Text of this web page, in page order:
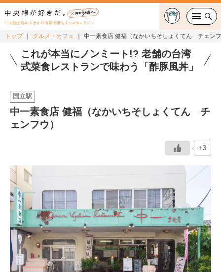
中央線沿線のお出かけ情報を発信するwebマガジン
グルメ・カフェ
おでかけ
ショッピング
特集
連載
中央線フェス
イベント情報
おしらせ
トップ グルメ・カフェ 中一素食店 健福（なかいちそしょくてん チェン
これが本当にノンミート!? 老舗の台湾
式菜食レストランで味わう「酢豚風丼」
国立駅
中一素食店 健福（なかいちそしょくてん チ
ェンフウ）
+3